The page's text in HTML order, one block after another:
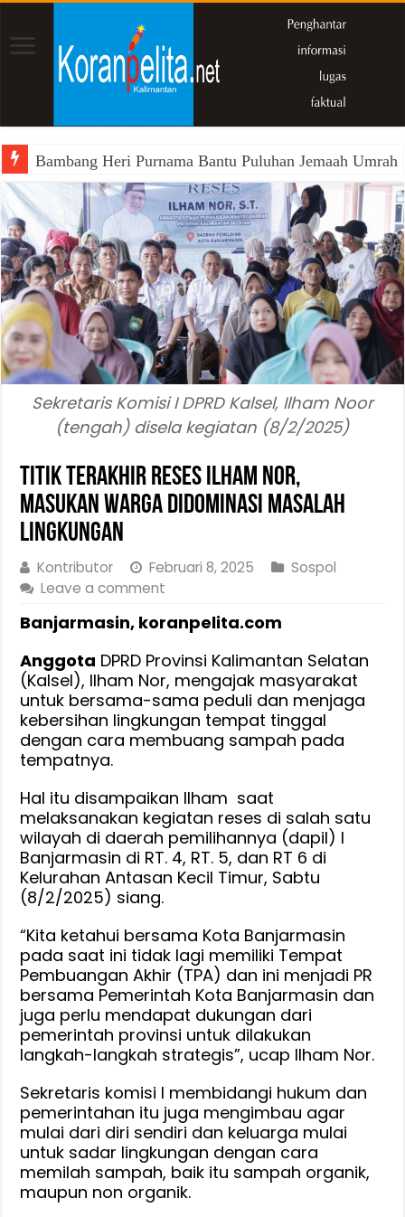
Bambang Heri Purnama Bantu Puluhan Jemaah
Sekretaris Komisi I DPRD Kalsel, Ilham Noor
(tengah) disela kegiatan (8/2/2025)
Titik Terakhir Reses Ilham Nor,
Masukan Warga Didominasi Masalah
Lingkungan
Kontributor Februari 8, 2025
Sospol
Leave a comment
Banjarmasin, koranpelita.com
Anggota DPRD Provinsi Kalimantan Selatan
(Kalsel), Ilham Nor, mengajak masyarakat
untuk bersama-sama peduli dan menjaga
kebersihan lingkungan tempat tinggal
dengan cara membuang sampah pada
tempatnya.
Hal itu disampaikan Ilham saat
melaksanakan kegiatan reses di salah satu
wilayah di daerah pemilihannya (dapil) I
Banjarmasin di RT. 4, RT. 5, dan RT 6 di
Kelurahan Antasan Kecil Timur, Sabtu
(8/2/2025) siang.
“Kita ketahui bersama Kota Banjarmasin
pada saat ini tidak lagi memiliki Tempat
Pembuangan Akhir (TPA) dan ini menjadi PR
bersama Pemerintah Kota Banjarmasin dan
juga perlu mendapat dukungan dari
pemerintah provinsi untuk dilakukan
langkah-langkah strategis”, ucap Ilham Nor.
Sekretaris komisi I membidangi hukum dan
pemerintahan itu juga mengimbau agar
mulai dari diri sendiri dan keluarga mulai
untuk sadar lingkungan dengan cara
memilah sampah, baik itu sampah organik,
maupun non organik.